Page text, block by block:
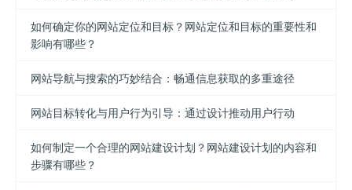
如何确定你的网站定位和目标？网站定位和目标的重要性和
影响有哪些？
网站导航与搜索的巧妙结合：畅通信息获取的多重途径
网站目标转化与用户行为引导：通过设计推动用户行动
如何制定一个合理的网站建设计划？网站建设计划的内容和
步骤有哪些？